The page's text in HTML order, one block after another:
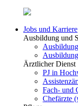
Jobs und Karriere
Ausbildung und
Ärztlicher Dienst
PJ in
Fach- und
Chefärzte